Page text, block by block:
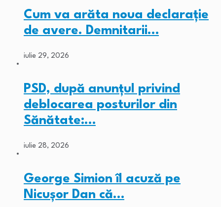
Cum va arăta noua declarație
de avere. Demnitarii…
iulie 29, 2026
PSD, după anunțul privind
deblocarea posturilor din
Sănătate:…
iulie 28, 2026
George Simion îl acuză pe
Nicușor Dan că…